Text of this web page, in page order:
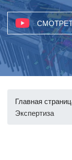
Главная
Экспертиза